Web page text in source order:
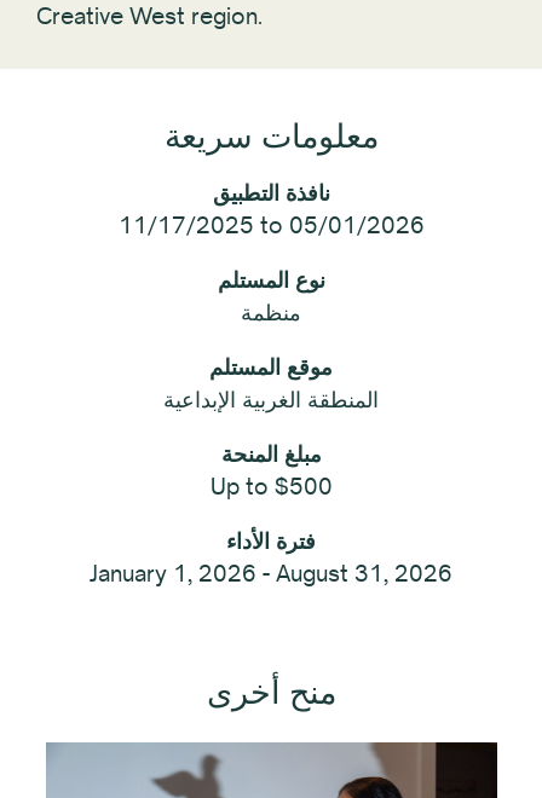
Creative West region.
معلومات سريعة
نافذة التطبيق
11/17/2025 to 05/01/2026
نوع المستلم
منظمة
موقع المستلم
المنطقة الغربية الإبداعية
مبلغ المنحة
Up to $500
فترة الأداء
January 1, 2026 - August 31, 2026
منح أخرى